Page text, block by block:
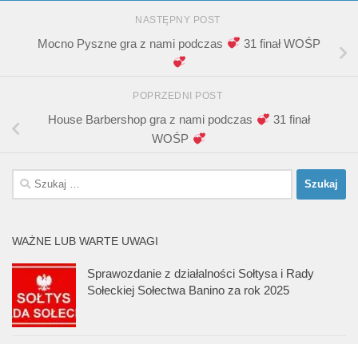
NASTĘPNY POST
Mocno Pyszne gra z nami podczas 31 finał WOŚP
POPRZEDNI POST
House Barbershop gra z nami podczas
31 finał
WOŚP
Szukaj:
WAŻNE LUB WARTE UWAGI
Sprawozdanie z działalności Sołtysa i Rady
Sołeckiej Sołectwa Banino za rok 2025